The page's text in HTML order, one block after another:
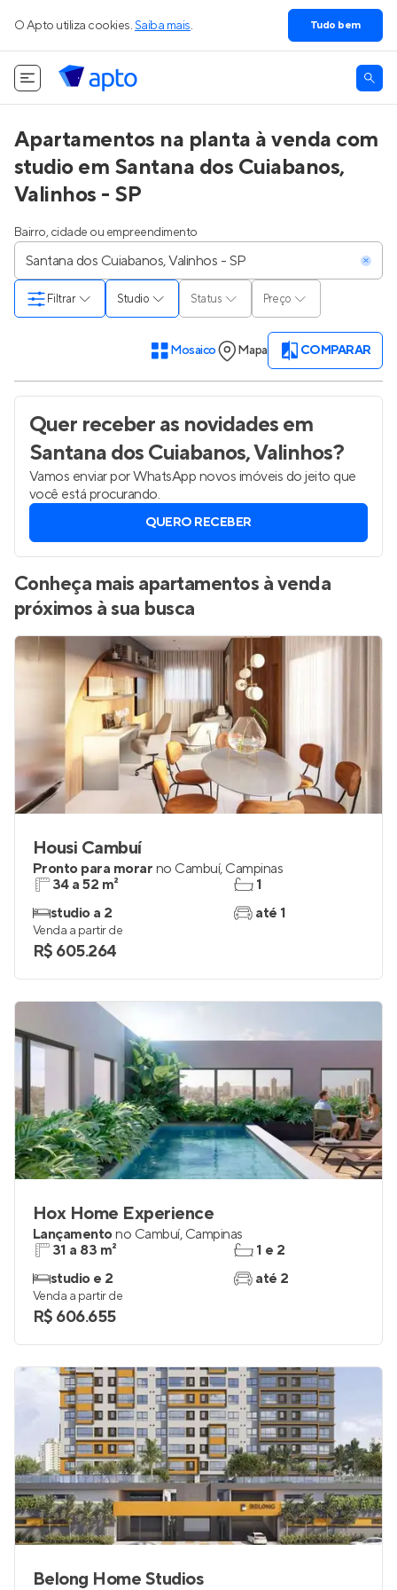
O Apto utiliza cookies. Saiba mais. Tudo bem
Apartamentos na planta à venda com
studio em Santana dos Cuiabanos,
Valinhos - SP
Bairro, cidade ou empreendimento
Studio Status Preço
Filtrar
Mosaico Mapa COMPARAR
Quer receber as novidadesem
Santana dos Cuiabanos, Valinhos?
Vamos enviar por WhatsApp novos imóveis do jeito que
você está procurando.
QUERO RECEBER
Conheça mais apartamentos à venda
próximos à sua busca
Housi Cambuí
Pronto para morar no Cambuí, Campinas
34 a 52 m²
studio a 2
1
até 1
Venda a partir de
R$ 605.264
Hox Home Experience
Lançamentono Cambuí, Campinas
31 a 83 m²
studio e 2
1 e 2
até 2
Venda a partir de
R$ 606.655
Belong Home Studios